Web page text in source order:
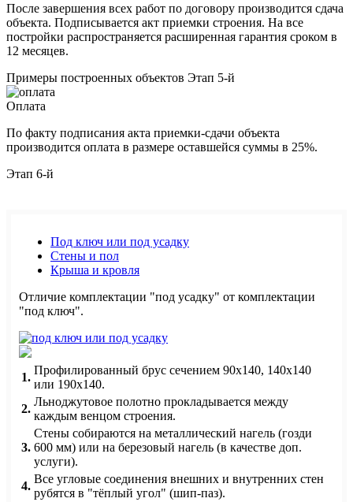
После завершения всех работ по договору производится сдача
объекта. Подписывается акт приемки строения. На все
постройки распространяется расширенная гарантия сроком в
12 месяцев.
Примеры построенных объектов Этап 5-й
Оплата
По факту подписания акта приемки-сдачи объекта
производится оплата в размере оставшейся суммы в 25%.
Этап 6-й
Под ключ или под усадку
Стены и пол
Крыша и кровля
Отличие комплектации "под усадку" от комплектации
"под ключ".
1.
Профилированный брус сечением 90х140, 140х140
или 190х140.
2.
Льноджутовое полотно прокладывается между
каждым венцом строения.
3.
Стены собираются на металлический нагель (гозди
600 мм) или на березовый нагель (в качестве доп.
услуги).
4.
Все угловые соединения внешних и внутренних стен
рубятся в "тёплый угол" (шип-паз).